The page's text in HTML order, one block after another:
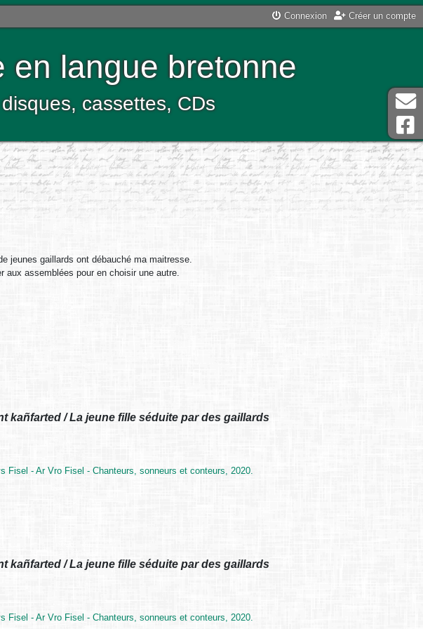
Connexion Créer un compte
en langue bretonne
cassettes, CDs
jeunes gaillards ont débauché ma maitresse.
aux assemblées pour en choisir une autre.
kañfarted / La jeune fille séduite par des gaillards
Fisel - Ar Vro Fisel - Chanteurs, sonneurs et conteurs, 2020.
kañfarted / La jeune fille séduite par des gaillards
Fisel - Ar Vro Fisel - Chanteurs, sonneurs et conteurs, 2020.